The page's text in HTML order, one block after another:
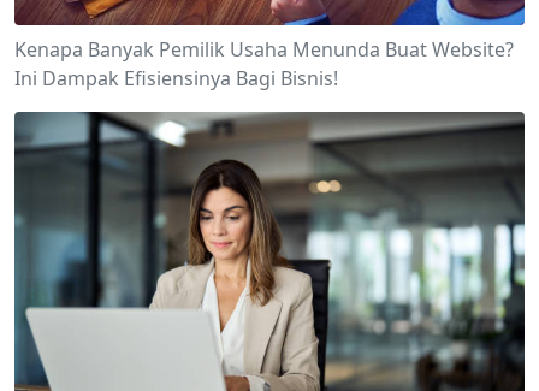
Kenapa Banyak Pemilik Usaha Menunda Buat Website?
Ini Dampak Efisiensinya Bagi Bisnis!